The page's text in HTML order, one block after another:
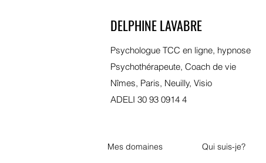
DELPHINE LAVABRE
Psychologue TCC en ligne, hypnose
Psychothérapeute, Coach de vie
Nîmes, Paris, Neuilly, Visio
ADELI 30 93 0914 4
Mes domaines Qui suis-je?